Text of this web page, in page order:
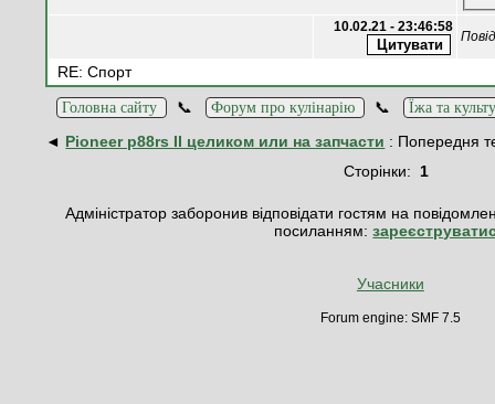
10.02.21 - 23:46:58
RE: Спорт
Головна сайту 📞 Форум про кулінарію 📞 Їжа та
◄ Pioneer p88rs II целиком или на запчасти : Попередня
Сторінки: 1
Адміністратор заборонив відповідати гостям на
посиланням:
Учасники
Forum engine: SMF 7.5